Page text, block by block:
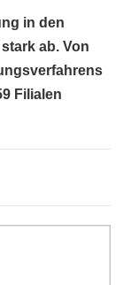
in den
ab. Von
Filialen